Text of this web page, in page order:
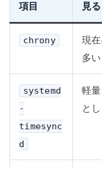
項目 見
chrony
現
多い
systemd
-
timesync
d
軽
と